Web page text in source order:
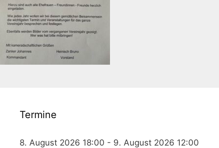
Termine
8. August 2026 18:00 - 9. August 2026 12:00